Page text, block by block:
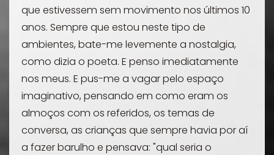
que estivessem sem movimento nos últimos 10
anos. Sempre que estou neste tipo de
ambientes, bate-me levemente a nostalgia,
como dizia o poeta. E penso imediatamente
nos meus. E pus-me a vagar pelo espaço
imaginativo, pensando em como eram os
almoços com os referidos, os temas de
conversa, as crianças que sempre havia por aí
a fazer barulho e pensava: "qual seria o